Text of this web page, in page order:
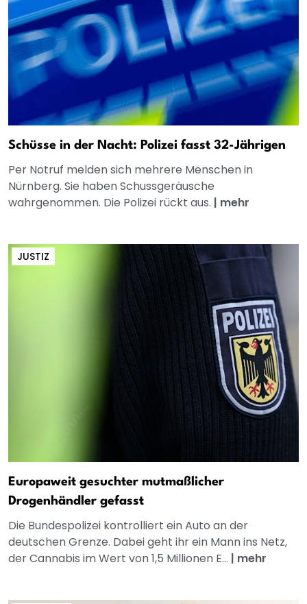
Schüsse in der Nacht: Polizei fasst 32-Jährigen
Per Notruf melden sich mehrere Menschen in
Nürnberg. Sie haben Schussgeräusche
wahrgenommen. Die Polizei rückt aus. | mehr
JUSTIZ
Europaweit gesuchter mutmaßlicher
Drogenhändler gefasst
Die Bundespolizei kontrolliert ein Auto an der
deutschen Grenze. Dabei geht ihr ein Mann ins Netz,
der Cannabis im Wert von 1,5 Millionen E... | mehr